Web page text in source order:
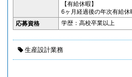
【有給休暇】
6ヶ月経過後の年次有給
応募資格
学歴：高校卒業以上
生産設計業務